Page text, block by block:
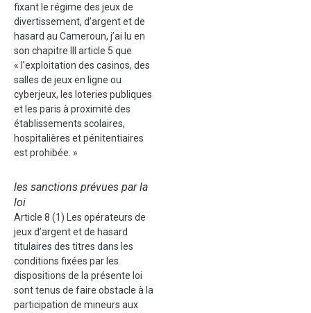
fixant le régime des jeux de
divertissement, d’argent et de
hasard au Cameroun, j’ai lu en
son chapitre III article 5 que
« l’exploitation des casinos, des
salles de jeux en ligne ou
cyberjeux, les loteries publiques
et les paris à proximité des
établissements scolaires,
hospitalières et pénitentiaires
est prohibée. »
les sanctions prévues par la
loi
Article 8 (1) Les opérateurs de
jeux d’argent et de hasard
titulaires des titres dans les
conditions fixées par les
dispositions de la présente loi
sont tenus de faire obstacle à la
participation de mineurs aux